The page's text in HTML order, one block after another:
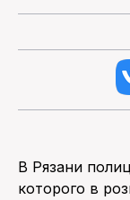
В Рязани
которого в